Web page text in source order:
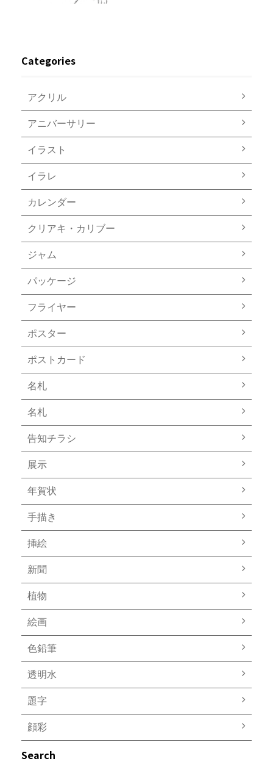
Categories
アクリル
アニバーサリー
イラスト
イラレ
カレンダー
クリアキ・カリブー
ジャム
パッケージ
フライヤー
ポスター
ポストカード
名札
名札
告知チラシ
展示
年賀状
手描き
挿絵
新聞
植物
絵画
色鉛筆
透明水
題字
顔彩
Search